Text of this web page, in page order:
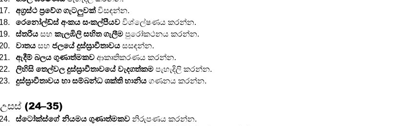
අග්‍රස්ථ ප්‍රවේග ගැටලුවක් විසඳන්න.
රෙනෝල්ඩ්ස් අංකය සංකල්පීයව විශ්ලේෂණය කරන්න.
ස්තරීය සහ කැලඹිලි සහිත ගැලීම පුරෝකථනය කරන්න.
වාතය සහ ජලයේ දුස්ස්‍රාවීතාවය සසඳන්න.
ඇදීම් බලය ගුණාත්මකව ආකෘතිකරණය කරන්න.
ලිහිසි තෙල්වල දුස්ස්‍රාවීතාවයේ වැදගත්කම පැහැදිලි කරන්න.
දුස්ස්‍රාවීතාවය හා සම්බන්ධ ශක්ති හානිය ගණනය කරන්න.
උසස් (24–35)
ස්ටෝක්ස්ගේ නියමය ගුණාත්මකව නිරුපණය කරන්න.